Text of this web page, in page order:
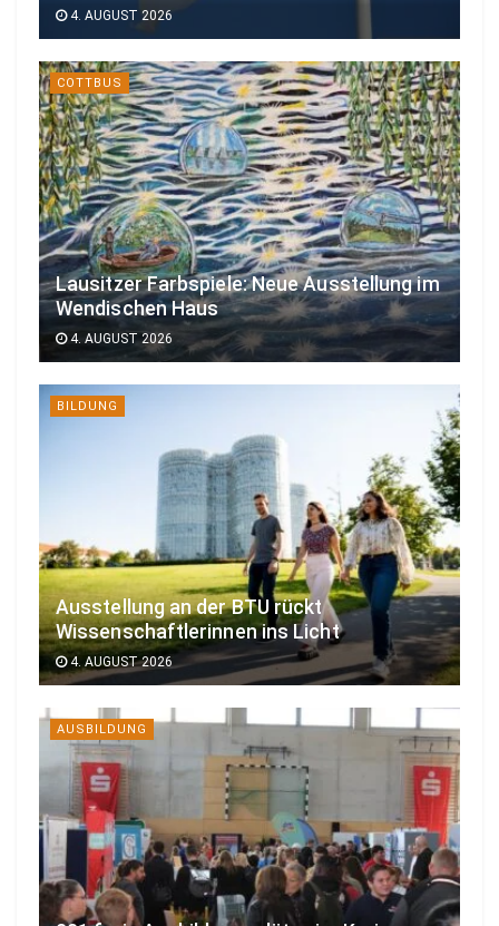
4. AUGUST 2026
COTTBUS
Lausitzer Farbspiele: Neue Ausstellung im
Wendischen Haus
4. AUGUST 2026
BILDUNG
Ausstellung an der BTU rückt
Wissenschaftlerinnen ins Licht
4. AUGUST 2026
AUSBILDUNG